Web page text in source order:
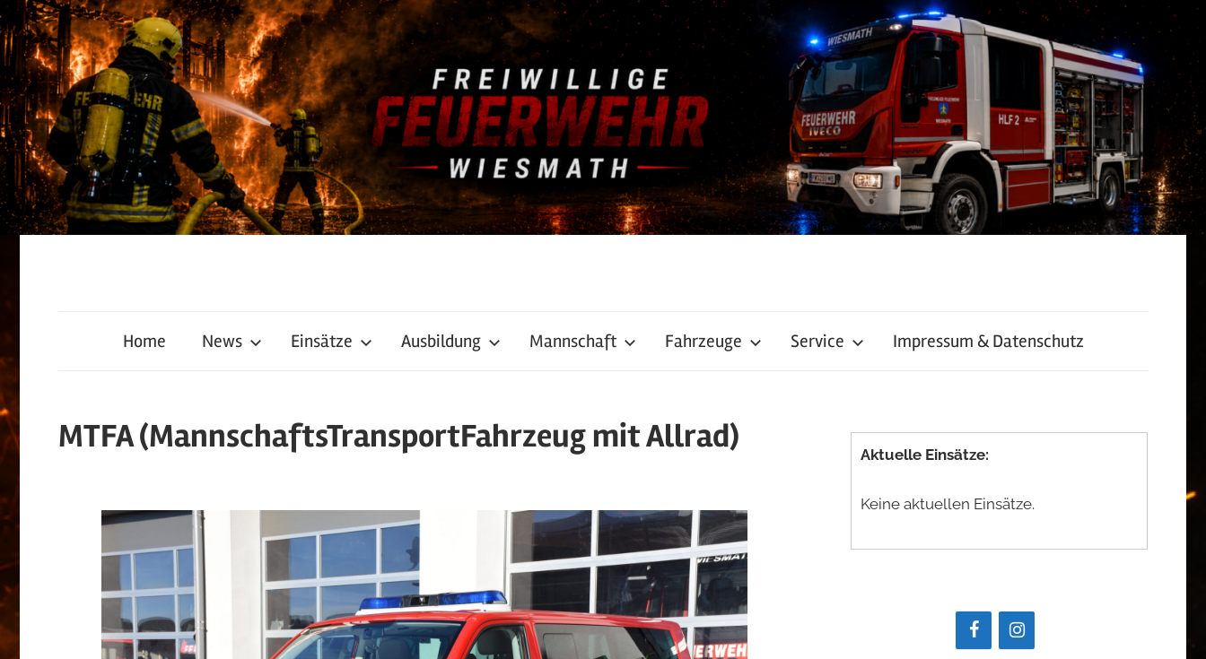
Zum
Inhalt
springen
Wiesmath
Home News Einsätze Ausbildung Mannschaft Fahrzeuge Service Impressum & Datenschutz
MTFA (MannschaftsTransportFahrzeug mit Allrad) Aktuelle Einsätze:
Keine aktuellen Einsätze.